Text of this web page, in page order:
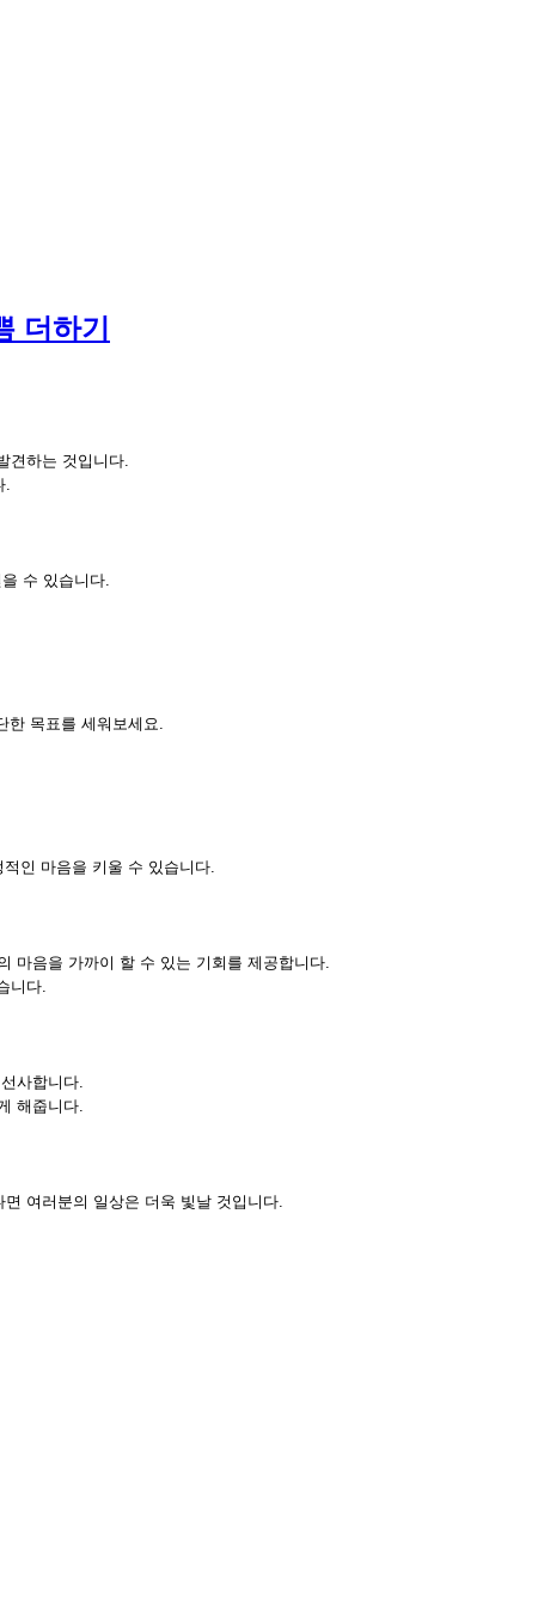
더하기
견하는 것입니다.
.
수 있습니다.
한 목표를 세워보세요.
인 마음을 키울 수 있습니다.
마음을 가까이 할 수 있는 기회를 제공합니다.
니다.
사합니다.
해줍니다.
여러분의 일상은 더욱 빛날 것입니다.